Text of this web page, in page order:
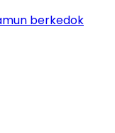
berkedok